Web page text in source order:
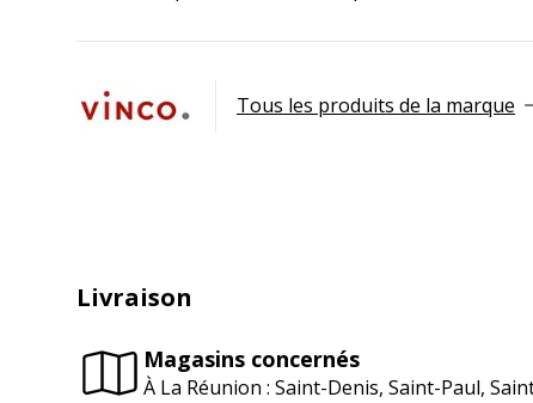
Tous les produits de la marque
Livraison
Magasins concernés
À La Réunion : Saint-Denis, Saint-Paul,